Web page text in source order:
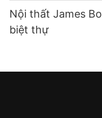
Nội thất James
biệt thự